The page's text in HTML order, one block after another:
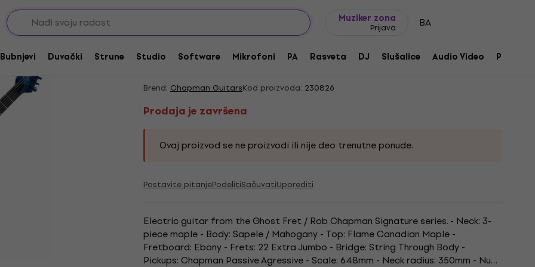
Muziker zona
Prijava BA
Bubnjevi Duvački Strune Studio Software Mikrofoni PA Rasveta DJ Slušalice Audio Video Pribor
Prodaja je završena
Chapman Guitars Ghost Fret Rob Chapman Signature
Brend: Chapman GuitarsKod proizvoda: 230826
Prodaja je završena
Ovaj proizvod se ne proizvodi ili nije deo trenutne ponude.
Postavite pitanjePodelitiSačuvatiUporediti
Electric guitar from the Ghost Fret / Rob Chapman Signature series. - Neck: 3-
piece maple - Body: Sapele / Mahogany - Top: Flame Canadian Maple -
Fretboard: Ebony - Frets: 22 Extra Jumbo - Bridge: String Through Body -
Pickups: Chapman Passive Agressive - Scale: 648mm - Neck radius: 350mm - Nut: